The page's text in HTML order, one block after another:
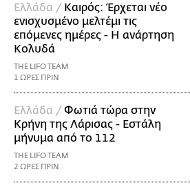
Ελλάδα / Καιρός: Έρχεται νέο
ενισχυσμένο μελτέμι τις
επόμενες ημέρες - Η ανάρτηση
Κολυδά
THE LIFO TEAM
1 ΩΡΕΣ ΠΡΙΝ
Ελλάδα /Φωτιά τώρα στην
Κρήνη της Λάρισας - Εστάλη
μήνυμα από το 112
THE LIFO TEAM
2 ΩΡΕΣ ΠΡΙΝ